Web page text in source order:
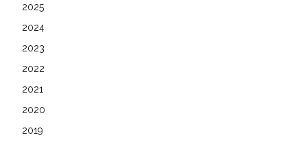
2025
2024
2023
2022
2021
2020
2019